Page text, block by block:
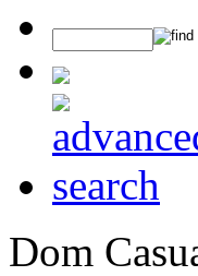
Dom